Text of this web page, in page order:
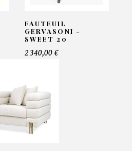
FAUTEUIL
GERVASONI -
SWEET 20
2 340,00 €